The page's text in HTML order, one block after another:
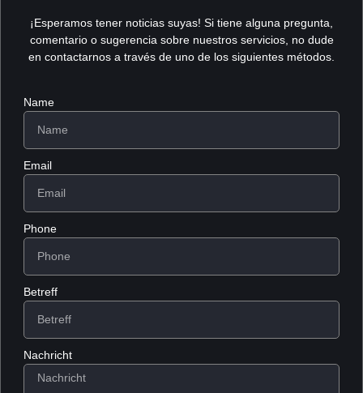
¡Esperamos tener noticias suyas! Si tiene alguna pregunta,
comentario o sugerencia sobre nuestros servicios, no dude
en contactarnos a través de uno de los siguientes métodos.
Name
Email
Phone
Betreff
Nachricht